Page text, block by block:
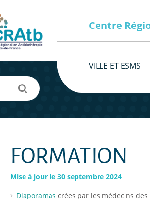
Centre
VILLE ET ESMS
FORMATION
Mise à jour le 30 septembre 2024
Diaporamas crées par les médecins